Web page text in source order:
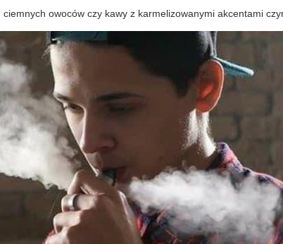
owoców czy kawy z karmelizowanymi akcentami